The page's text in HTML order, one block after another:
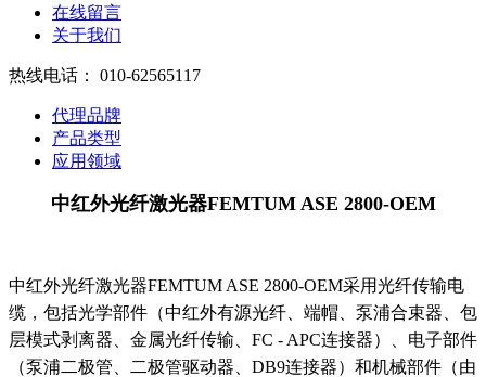
在线留言
关于我们
热线电话： 010-62565117
代理品牌
产品类型
应用领域
中红外光纤激光器FEMTUM ASE 2800-OEM
中红外光纤激光器FEMTUM ASE 2800-OEM采用光纤传输电
缆，包括光学部件（中红外有源光纤、端帽、泵浦合束器、包
层模式剥离器、金属光纤传输、FC - APC连接器）、电子部件
（泵浦二极管、二极管驱动器、DB9连接器）和机械部件（由